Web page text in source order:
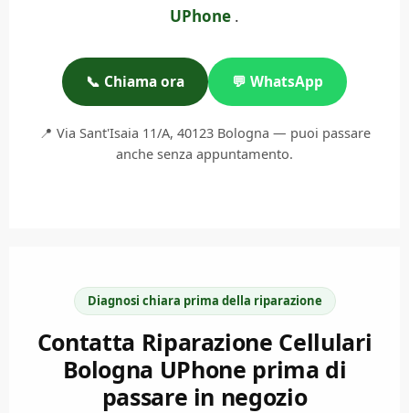
UPhone .
📞 Chiama ora 💬 WhatsApp
📍 Via Sant'Isaia 11/A, 40123 Bologna — puoi passare
anche senza appuntamento.
Diagnosi chiara prima della riparazione
Contatta Riparazione Cellulari
Bologna UPhone prima di
passare in negozio